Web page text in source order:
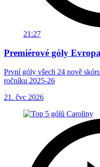
21:27
Premiérové góly
První góly všech 24 nově
ročníku 2025-26
21. čvc 2026